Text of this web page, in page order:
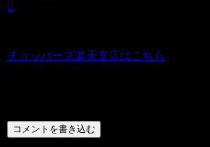
チョッパーズ楽天支店はこちら
コメントを書き込む